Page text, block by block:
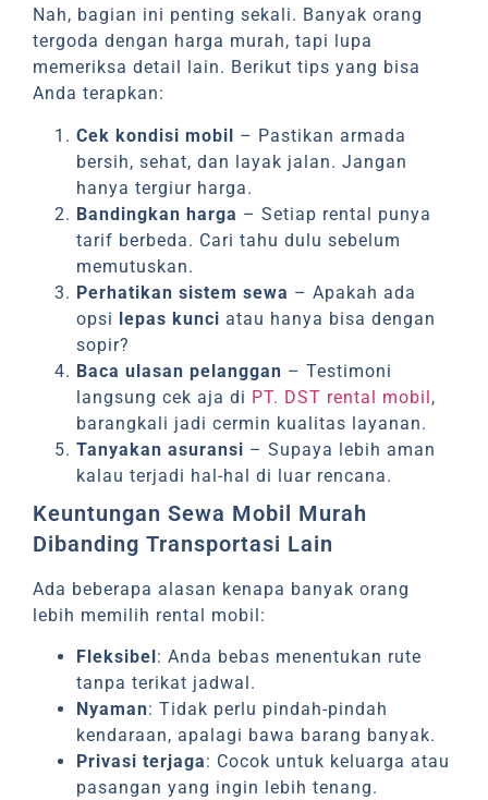
Nah, bagian ini penting sekali. Banyak orang
tergoda dengan harga murah, tapi lupa
memeriksa detail lain. Berikut tips yang bisa
Anda terapkan:
Cek kondisi mobil – Pastikan armada
bersih, sehat, dan layak jalan. Jangan
hanya tergiur harga.
Bandingkan harga – Setiap rental punya
tarif berbeda. Cari tahu dulu sebelum
memutuskan.
Perhatikan sistem sewa – Apakah ada
opsi lepas kunci atau hanya bisa dengan
sopir?
Baca ulasan pelanggan – Testimoni
langsung cek aja di PT. DST rental mobil,
barangkali jadi cermin kualitas layanan.
Tanyakan asuransi – Supaya lebih aman
kalau terjadi hal-hal di luar rencana.
Keuntungan Sewa Mobil Murah
Dibanding Transportasi Lain
Ada beberapa alasan kenapa banyak orang
lebih memilih rental mobil:
Fleksibel: Anda bebas menentukan rute
tanpa terikat jadwal.
Nyaman: Tidak perlu pindah-pindah
kendaraan, apalagi bawa barang banyak.
Privasi terjaga: Cocok untuk keluarga atau
pasangan yang ingin lebih tenang.